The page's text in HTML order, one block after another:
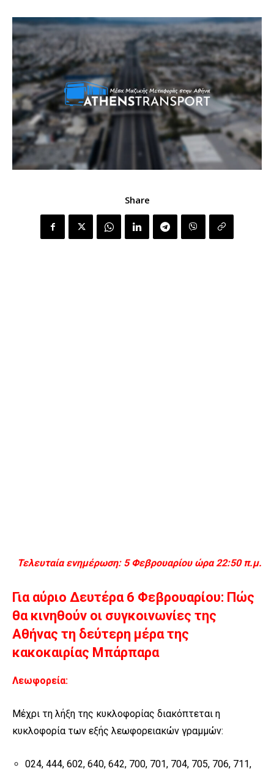
Share
Τελευταία ενημέρωση: 5 Φεβρουαρίου ώρα 22:50 π.μ.
Για αύριο Δευτέρα 6 Φεβρουαρίου: Πώς
θα κινηθούν οι συγκοινωνίες της
Αθήνας τη δεύτερη μέρα της
κακοκαιρίας Μπάρπαρα
Λεωφορεία:
Μέχρι τη λήξη της κυκλοφορίας διακόπτεται η
κυκλοφορία των εξής λεωφορειακών γραμμών:
024, 444, 602, 640, 642, 700, 701, 704, 705, 706, 711,